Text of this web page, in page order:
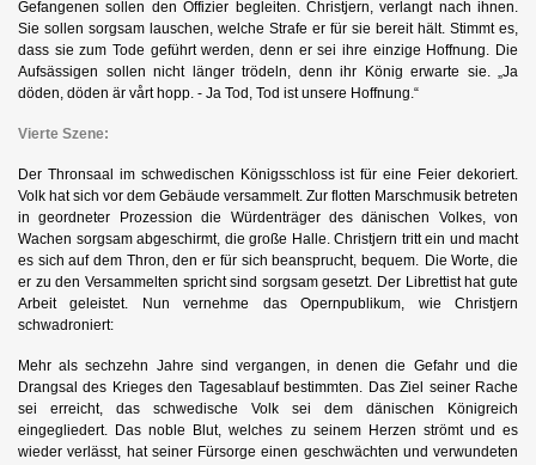
Gefangenen sollen den Offizier begleiten. Christjern, verlangt nach ihnen.
Sie sollen sorgsam lauschen, welche Strafe er für sie bereit hält. Stimmt es,
dass sie zum Tode geführt werden, denn er sei ihre einzige Hoffnung. Die
Aufsässigen sollen nicht länger trödeln, denn ihr König erwarte sie. „Ja
döden, döden är vårt hopp. - Ja Tod, Tod ist unsere Hoffnung.“
Vierte Szene:
Der Thronsaal im schwedischen Königsschloss ist für eine Feier dekoriert.
Volk hat sich vor dem Gebäude versammelt. Zur flotten Marschmusik betreten
in geordneter Prozession die Würdenträger des dänischen Volkes, von
Wachen sorgsam abgeschirmt, die große Halle. Christjern tritt ein und macht
es sich auf dem Thron, den er für sich beansprucht, bequem.
Die Worte, die
er zu den Versammelten spricht sind sorgsam gesetzt. Der Librettist hat gute
Arbeit geleistet. Nun vernehme das Opernpublikum, wie Christjern
schwadroniert:
Mehr als sechzehn Jahre sind vergangen, in denen die Gefahr und die
Drangsal des Krieges den Tagesablauf bestimmten. Das Ziel seiner Rache
sei erreicht, das schwedische Volk sei dem dänischen Königreich
eingegliedert. Das noble Blut, welches zu seinem Herzen strömt und es
wieder verlässt, hat seiner Fürsorge einen geschwächten und verwundeten